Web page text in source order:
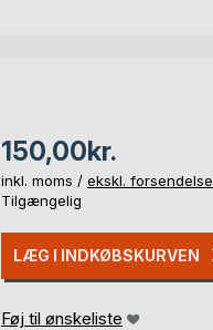
150,00kr.
inkl. moms / ekskl. forsendelse
Tilgængelig
LÆG I INDKØBSKURVEN
Føj til ønskeliste